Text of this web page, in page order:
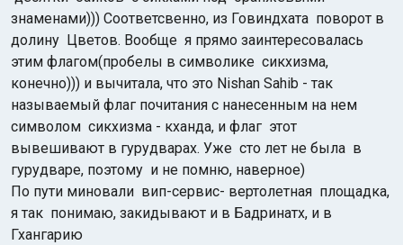
знаменами))) Соответсвенно, из Говиндхата поворот в
долину Цветов. Вообще я прямо заинтересовалась
этим флагом(пробелы в символике сикхизма,
конечно))) и вычитала, что это Nishan Sahib - так
называемый флаг почитания с нанесенным на нем
символом сикхизма - кханда, и флаг этот
вывешивают в гурудварах. Уже сто лет не была в
гурудваре, поэтому и не помню, наверное)
По пути миновали вип-сервис- вертолетная площадка,
я так понимаю, закидывают и в Бадринатх, и в
Гхангарию